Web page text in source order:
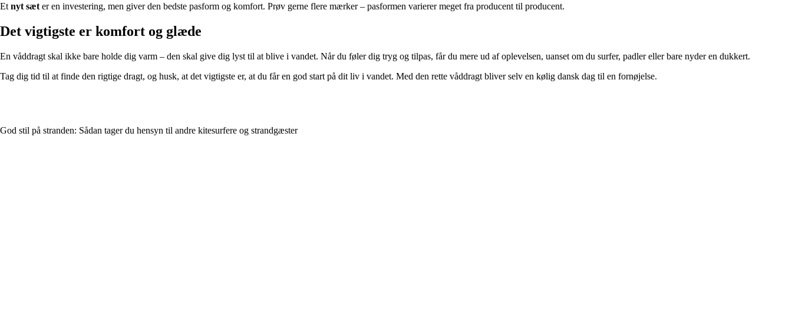
Et nyt sæt er en investering, men giver den bedste pasform og komfort. Prøv gerne flere mærker – pasformen varierer meget fra producent til producent.
Det vigtigste er komfort og glæde
En våddragt skal ikke bare holde dig varm – den skal give dig lyst til at blive i vandet. Når du føler dig tryg og tilpas, får du mere ud af oplevelsen, uanset om du surfer, padler eller bare nyder en dukkert.
Tag dig tid til at finde den rigtige dragt, og husk, at det vigtigste er, at du får en god start på dit liv i vandet. Med den rette våddragt bliver selv en kølig dansk dag til en fornøjelse.
God stil på stranden: Sådan tager du hensyn til andre kitesurfere og strandgæster